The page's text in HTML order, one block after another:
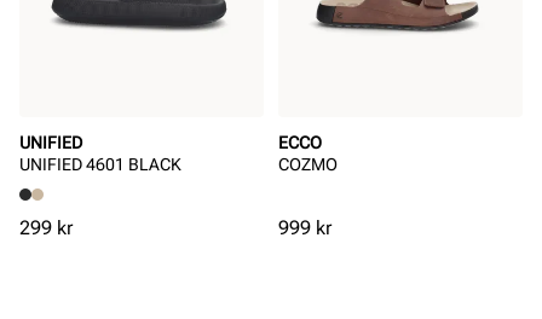
UNIFIED
UNIFIED 4601 BLACK
Pris
299 kr
ECCO
COZMO
Pris
999 kr